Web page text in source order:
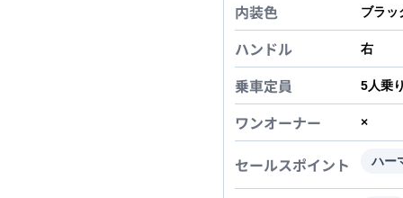
内装色 ブラッ
ハンドル 右
乗車定員 5人乗り
ワンオーナー ×
セールスポイント ハー